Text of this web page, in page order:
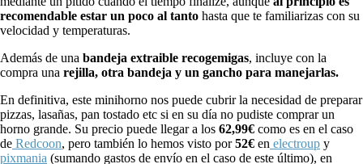
recomendable estar un poco al tanto hasta que te familiarizas con su
velocidad y temperaturas.
Además de una bandeja extraible recogemigas, incluye con la
compra una rejilla, otra bandeja y un gancho para manejarlas.
En definitiva, este minihorno nos puede cubrir la necesidad de preparar
pizzas, lasañas, pan tostado etc si en su día no pudiste comprar un
horno grande. Su precio puede llegar a los 62,99€ como es en el caso
de Redcoon, pero también lo hemos visto por52€ en electroup y
pixmania (sumando gastos de envío en el caso de este último), en